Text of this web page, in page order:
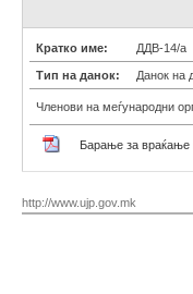
Кратко име: ДДВ-14/а
Тип на данок: Данок на
Членови на меѓународни
Барање за враќање
http://www.ujp.gov.mk